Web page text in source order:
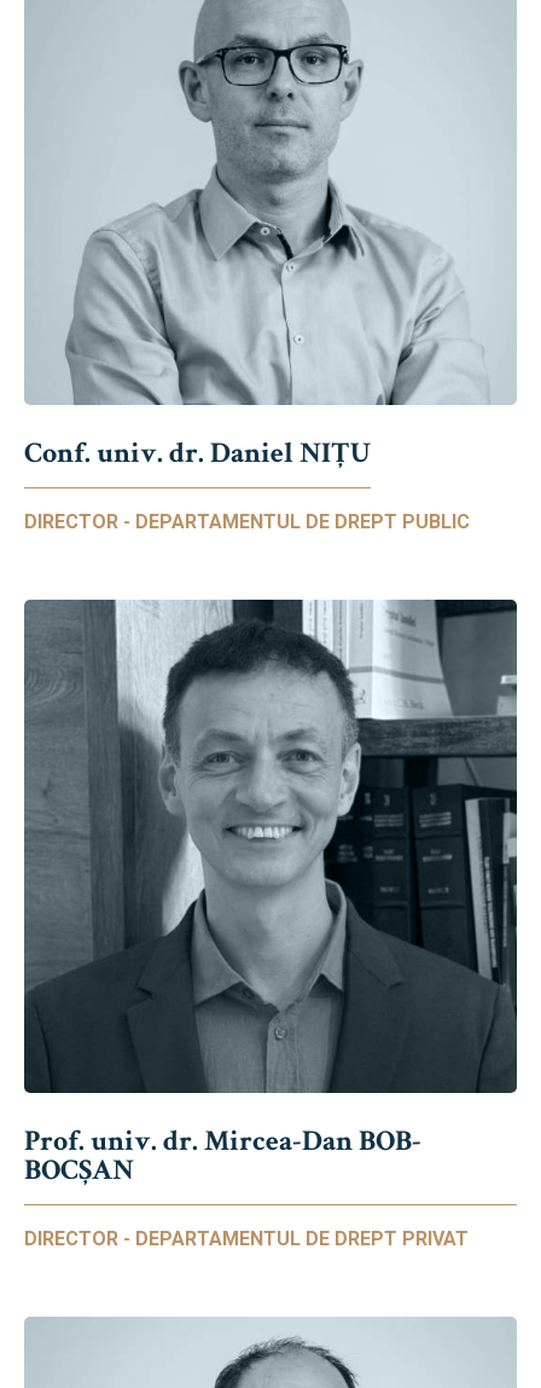
Conf. univ. dr. Daniel NIŢU
DIRECTOR - DEPARTAMENTUL DE DREPT PUBLIC
Prof. univ. dr. Mircea-Dan BOB-
BOCȘAN
DIRECTOR - DEPARTAMENTUL DE DREPT PRIVAT